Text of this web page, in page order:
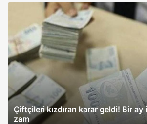
Çiftçileri kızdıran karar geldi! Bir
zam